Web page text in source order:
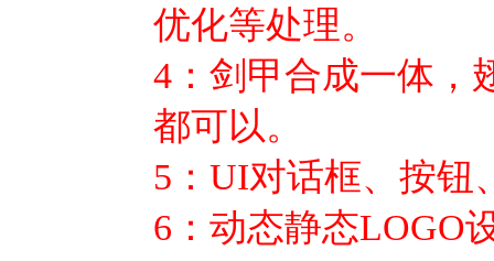
优化等处理。
4：剑甲合成一体，
都可以。
5：UI对话框、按钮
6：动态静态LOGO